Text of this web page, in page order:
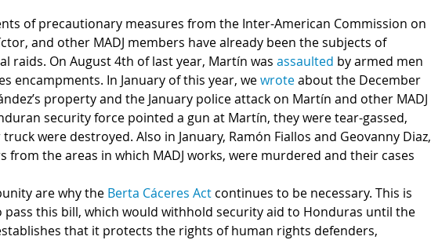
of precautionary measures from the Inter-American Commission on
and other MADJ members have already been the subjects of
raids. On August 4th of last year, Martín was assaulted by armed men
encampments. In January of this year, we wrote about the December
property and the January police attack on Martín and other MADJ
security force pointed a gun at Martín, they were tear-gassed,
were destroyed. Also in January, Ramón Fiallos and Geovanny Diaz,
the areas in which MADJ works, were murdered and their cases
are why the Berta Cáceres Act continues to be necessary. This is
pass this bill, which would withhold security aid to Honduras until the
that it protects the rights of human rights defenders,